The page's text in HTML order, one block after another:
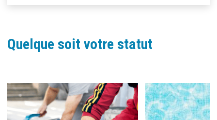
Quelque soit votre statut